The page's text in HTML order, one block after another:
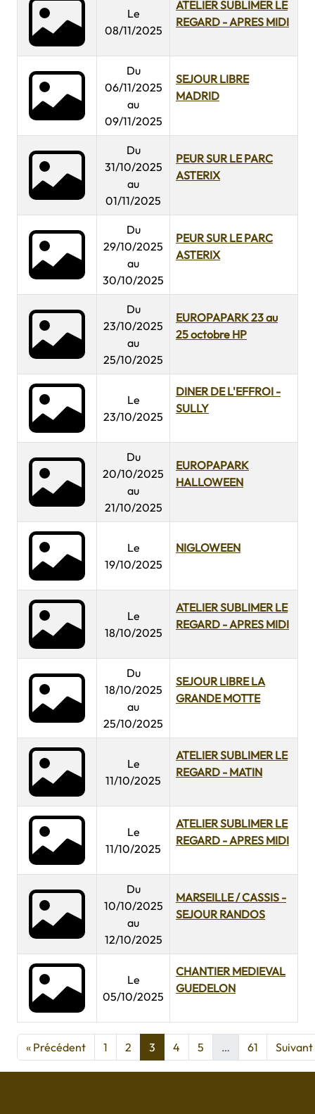
Le
08/11/2025
ATELIER SUBLIMER LE
REGARD - APRES MIDI
Du
06/11/2025
au
09/11/2025
SEJOUR LIBRE
MADRID
Du
31/10/2025
au
01/11/2025
PEUR SUR LE PARC
ASTERIX
Du
29/10/2025
au
30/10/2025
PEUR SUR LE PARC
ASTERIX
Du
23/10/2025
au
25/10/2025
EUROPAPARK 23 au
25 octobre HP
Le
23/10/2025
DINER DE L'EFFROI -
SULLY
Du
20/10/2025
au
21/10/2025
EUROPAPARK
HALLOWEEN
Le
19/10/2025
NIGLOWEEN
Le
18/10/2025
ATELIER SUBLIMER LE
REGARD - APRES MIDI
Du
18/10/2025
au
25/10/2025
SEJOUR LIBRE LA
GRANDE MOTTE
Le
11/10/2025
ATELIER SUBLIMER LE
REGARD - MATIN
Le
11/10/2025
ATELIER SUBLIMER LE
REGARD - APRES MIDI
Du
10/10/2025
au
12/10/2025
MARSEILLE / CASSIS -
SEJOUR RANDOS
Le
05/10/2025
CHANTIER MEDIEVAL
GUEDELON
« Précédent 1 2 3 4 5 … 61 Suivant